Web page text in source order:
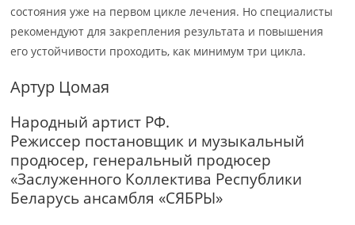
состояния уже на первом цикле лечения. Но специалисты
рекомендуют для закрепления результата и повышения
его устойчивости проходить, как минимум три цикла.
Артур Цомая
Народный артист РФ.
Режиссер постановщик и музыкальный
продюсер, генеральный продюсер
«Заслуженного Коллектива Республики
Беларусь ансамбля «СЯБРЫ»